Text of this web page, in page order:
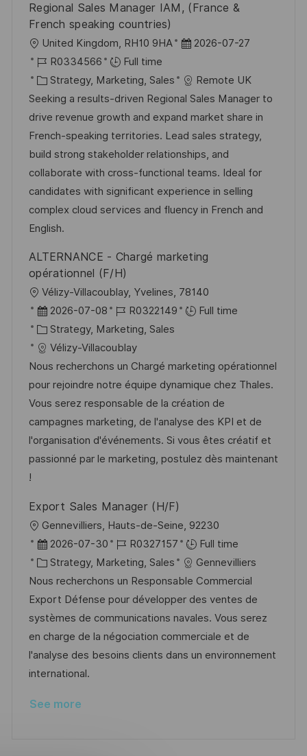
e
Regional Sales Manager IAM, (France &
French speaking countries)
L
o
c
a
t
i
o
n
United Kingdom, RH10 9HA
P
s
t
e
d
D
a
t
e
2026-07-27
J
o
b
I
d
R0334566
Full time
C
a
t
e
g
o
r
y
Strategy, Marketing, Sales
Remote UK
Seeking a results-driven Regional Sales Manager to
drive revenue growth and expand market share in
French-speaking territories. Lead sales strategy,
build strong stakeholder relationships, and
collaborate with cross-functional teams. Ideal for
candidates with significant experience in selling
complex cloud services and fluency in French and
English.
ALTERNANCE - Chargé marketing
opérationnel (F/H)
L
o
c
a
t
i
o
n
Vélizy-Villacoublay, Yvelines, 78140
P
o
s
t
e
d
D
a
t
2026-07-08
J
o
b
I
d
R0322149
Full time
C
a
t
e
g
o
r
y
Strategy, Marketing, Sales
Vélizy-Villacoublay
Nous recherchons un Chargé marketing opérationnel
pour rejoindre notre équipe dynamique chez Thales.
Vous serez responsable de la création de
campagnes marketing, de l'analyse des KPI et de
l'organisation d'événements. Si vous êtes créatif et
passionné par le marketing, postulez dès maintenant
!
Export Sales Manager (H/F)
L
o
c
a
t
i
o
n
Gennevilliers, Hauts-de-Seine, 92230
P
o
s
t
e
d
D
a
e
2026-07-30
J
o
b
I
d
R0327157
Full time
C
a
t
e
g
o
r
Strategy, Marketing, Sales
Gennevilliers
Nous recherchons un Responsable Commercial
Export Défense pour développer des ventes de
systèmes de communications navales. Vous serez
en charge de la négociation commerciale et de
l'analyse des besoins clients dans un environnement
international.
See more